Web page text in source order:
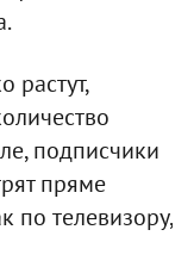
растут,
подписчики
пряме
по телевизору,